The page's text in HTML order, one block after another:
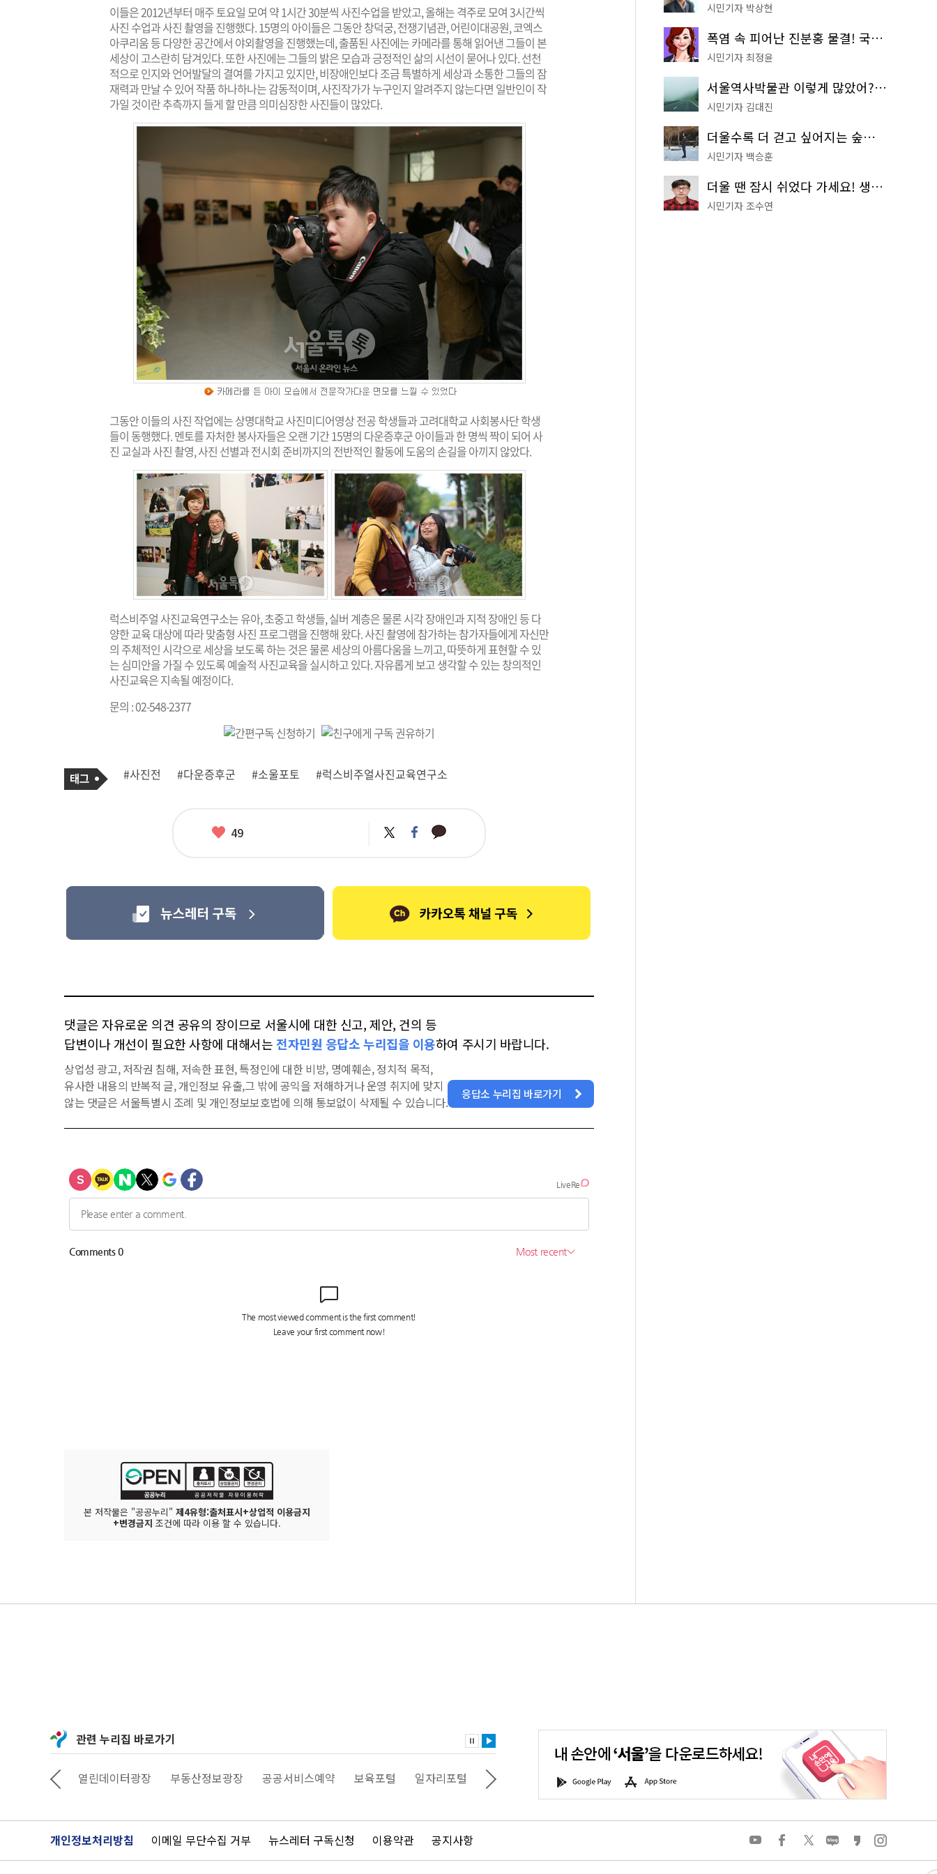
이들은 2012년부터 매주 토요일 모여 약 1시간 30분씩 사진수업을 받았고, 올해는 격주로 모여 3시간씩
사진 수업과 사진 촬영을 진행했다. 15명의 아이들은 그동안 창덕궁, 전쟁기념관, 어린이대공원, 코엑스
아쿠리움 등 다양한 공간에서 야외촬영을 진행했는데, 출품된 사진에는 카메라를 통해 읽어낸 그들이 본
세상이 고스란히 담겨있다. 또한 사진에는 그들의 밝은 모습과 긍정적인 삶의 시선이 묻어나 있다. 선천
적으로 인지와 언어발달의 결여를 가지고 있지만, 비장애인보다 조금 특별하게 세상과 소통한 그들의 잠
재력과 만날 수 있어 작품 하나하나는 감동적이며, 사진작가가 누구인지 알려주지 않는다면 일반인이 작
가일 것이란 추측까지 들게 할 만큼 의미심장한 사진들이 많았다.
그동안 이들의 사진 작업에는 상명대학교 사진미디어영상 전공 학생들과 고려대학교 사회봉사단 학생
들이 동행했다. 멘토를 자처한 봉사자들은 오랜 기간 15명의 다운증후군 아이들과 한 명씩 짝이 되어 사
진 교실과 사진 촬영, 사진 선별과 전시회 준비까지의 전반적인 활동에 도움의 손길을 아끼지 않았다.
럭스비주얼 사진교육연구소는 유아, 초중고 학생들, 실버 계층은 물론 시각 장애인과 지적 장애인 등 다
양한 교육 대상에 따라 맞춤형 사진 프로그램을 진행해 왔다. 사진 촬영에 참가하는 참가자들에게 자신만
의 주체적인 시각으로 세상을 보도록 하는 것은 물론 세상의 아름다움을 느끼고, 따뜻하게 표현할 수 있
는 심미안을 가질 수 있도록 예술적 사진교육을 실시하고 있다. 자유롭게 보고 생각할 수 있는 창의적인
사진교육은 지속될 예정이다.
문의 : 02-548-2377
사
태
그
#사진전 #다운증후군 #소울포토 #럭스비주얼사진교육연구소
좋
49 트
위
페
이
카
카
댓글은 자유로운 의견 공유의 장이므로 서울시에 대한 신고, 제안, 건의 등
답변이나 개선이 필요한 사항에 대해서는 전자민원 응답소 누리집을 이용하여 주시기 바랍니다.
상업성 광고, 저작권 침해, 저속한 표현, 특정인에 대한 비방, 명예훼손, 정치적 목적,
유사한 내용의 반복적 글, 개인정보 유출,그 밖에 공익을 저해하거나 운영 취지에 맞지
않는 댓글은 서울특별시 조례 및 개인정보보호법에 의해 통보없이 삭제될 수 있습니다.
응답소 누리집 바로가기
본 저작물은 "공공누리" 제4유형:출처표시+상업적 이용금지
+변경금지 조건에 따라 이용 할 수 있습니다.
시민기자 박상현
폭염 속 피어난 진분홍 물결! 국립중앙박물관 배롱나무 명소
시민기자 최정윤
서울역사박물관 이렇게 많았어? 주말마다 한 곳씩 떠나는 역사 산책
시민기자 김대진
더울수록 더 걷고 싶어지는 숲길! 서울둘레길 '아차산 코스'
시민기자 백승훈
더울 땐 잠시 쉬었다 가세요! 생수 냉장고부터 해피소·무더위쉼터까지
시민기자 조수연
관련 누리집 바로가기
보소통광장 열린데이터광장 부동산정보광장 공공서비스예약 보육포털 일자리포털 문화포털 평생학습포털 청년포털 에코마일리지 스마트서울맵
내
울'을
다
로
요!
G
o
o
l
a
A
p
p
t
개인정보처리방침 이메일 무단수집 거부 뉴스레터 구독신청 이용약관 공지사항 유
브
페
이
스
트
위
터
네
이
버
카
카
오
인
스
타